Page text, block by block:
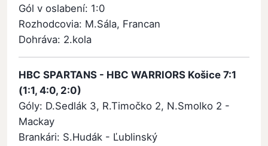
Gól v oslabení: 1:0
Rozhodcovia: M.Sála, Francan
Dohráva: 2.kola
HBC SPARTANS - HBC WARRIORS Košice 7:1
(1:1, 4:0, 2:0)
Góly: D.Sedlák 3, R.Timočko 2, N.Smolko 2 -
Mackay
Brankári: S.Hudák - Ľublinský